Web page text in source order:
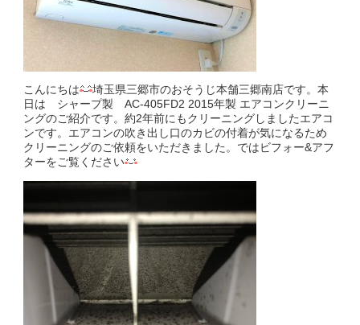
こんにちは
埼玉県三郷市のおそうじ本舗三郷南店です。本
日は シャープ製 AC-405FD2 2015年製 エアコンクリーニ
ングのご紹介です。約2年前にもクリーニングしましたエアコ
ンです。エアコンの吹き出し口のカビの付着が気になるため
クリーニングのご依頼をいただきました。ではビフォー&アフ
ターをご覧ください